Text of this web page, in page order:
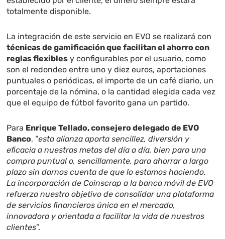
totalmente disponible.
La integración de este servicio en EVO se realizará con
técnicas de gamificación que facilitan el ahorro con
reglas flexibles y configurables por el usuario, como
son el redondeo entre uno y diez euros, aportaciones
puntuales o periódicas, el importe de un café diario, un
porcentaje de la nómina, o la cantidad elegida cada vez
que el equipo de fútbol favorito gana un partido.
Para Enrique Tellado, consejero delegado de EVO
Banco, “esta alianza aporta sencillez, diversión y
eficacia a nuestras metas del día a día, bien para una
compra puntual o, sencillamente, para ahorrar a largo
plazo sin darnos cuenta de que lo estamos haciendo.
La incorporación de Coinscrap a la banca móvil de EVO
refuerza nuestro objetivo de consolidar una plataforma
de servicios financieros única en el mercado,
innovadora y orientada a facilitar la vida de nuestros
clientes”.